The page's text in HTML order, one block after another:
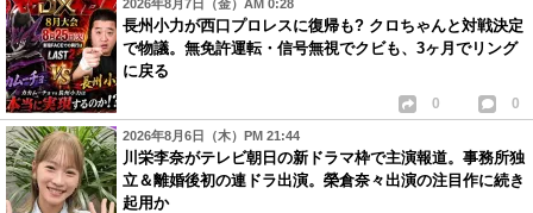
2026年8月7日（金）AM 0:28
長州小力が西口プロレスに復帰も? クロちゃんと対戦決定
で物議。無免許運転・信号無視でクビも、3ヶ月でリング
に戻る
0 0
2026年8月6日（木）PM 21:44
川栄李奈がテレビ朝日の新ドラマ枠で主演報道。事務所独
立＆離婚後初の連ドラ出演。榮倉奈々出演の注目作に続き
起用か